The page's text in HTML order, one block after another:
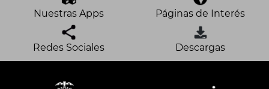
Nuestras Apps Páginas de Interés
Redes Sociales Descargas